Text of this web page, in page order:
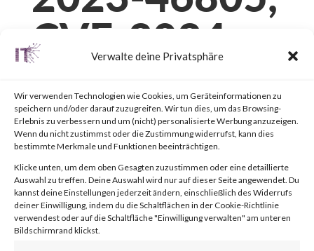
Verwalte deine Privatsphäre
Wir verwenden Technologien wie Cookies, um Geräteinformationen zu
speichern und/oder darauf zuzugreifen. Wir tun dies, um das Browsing-
Erlebnis zu verbessern und um (nicht) personalisierte Werbung anzuzeigen.
Wenn du nicht zustimmst oder die Zustimmung widerrufst, kann dies
bestimmte Merkmale und Funktionen beeinträchtigen.
Klicke unten, um dem oben Gesagten zuzustimmen oder eine detaillierte
Auswahl zu treffen. Deine Auswahl wird nur auf dieser Seite angewendet. Du
kannst deine Einstellungen jederzeit ändern, einschließlich des Widerrufs
deiner Einwilligung, indem du die Schaltflächen in der Cookie-Richtlinie
verwendest oder auf die Schaltfläche "Einwilligung verwalten" am unteren
Bildschirmrand klickst.
CVE-2024-
21887, CVE-
2024-21888,
CVE-2024-
21893)